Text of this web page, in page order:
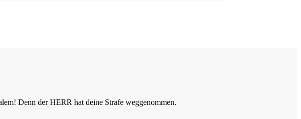
Denn der HERR hat deine Strafe weggenommen.